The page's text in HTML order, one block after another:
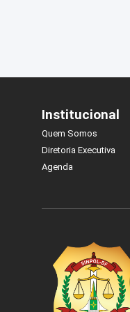
Institucional
Quem Somos
Diretoria Executiva
Agenda